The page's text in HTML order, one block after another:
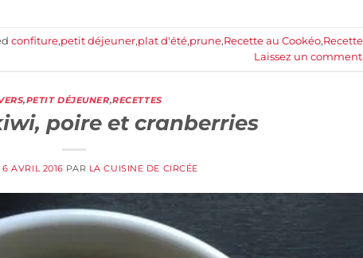
confiture,petit déjeuner,plat d'été,prune,Recette au Cookéo,
Laissez un
,PETIT DÉJEUNER,RECETTES
poire et cranberries
6 AVRIL 2016 PAR LA CUISINE DE CIRCÉE